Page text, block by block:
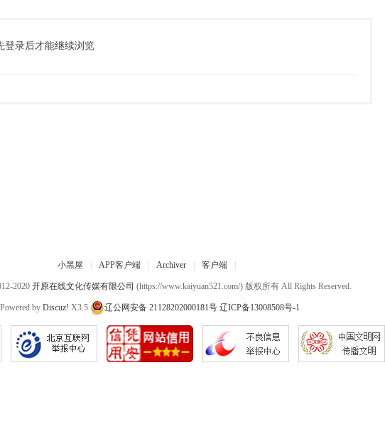
登录后才能继续浏览
小黑屋 APP客户端 Archiver 客户端
2020 开原在线文化传媒有限公司 (https://www.kaiyuan521.com/) 版权所有 All Rights Reserved.
Powered by Discuz! X3.5 辽公网安备 21128202000181号 辽ICP备13008508号-1